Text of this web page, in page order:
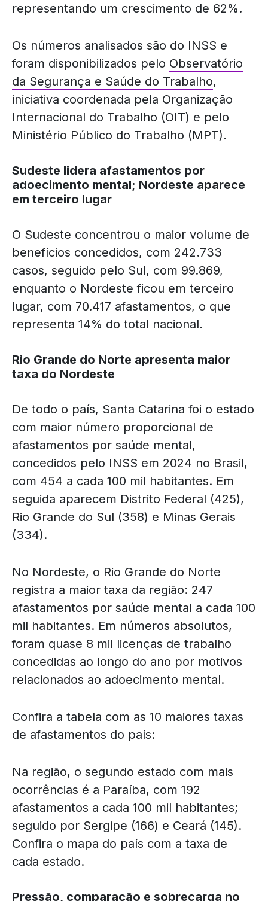
representando um crescimento de 62%.
Os números analisados são do INSS e
foram disponibilizados pelo Observatório
da Segurança e Saúde do Trabalho,
iniciativa coordenada pela Organização
Internacional do Trabalho (OIT) e pelo
Ministério Público do Trabalho (MPT).
Sudeste lidera afastamentos por
adoecimento mental; Nordeste aparece
em terceiro lugar
O Sudeste concentrou o maior volume de
benefícios concedidos, com 242.733
casos, seguido pelo Sul, com 99.869,
enquanto o Nordeste ficou em terceiro
lugar, com 70.417 afastamentos, o que
representa 14% do total nacional.
Rio Grande do Norte apresenta maior
taxa do Nordeste
De todo o país, Santa Catarina foi o estado
com maior número proporcional de
afastamentos por saúde mental,
concedidos pelo INSS em 2024 no Brasil,
com 454 a cada 100 mil habitantes. Em
seguida aparecem Distrito Federal (425),
Rio Grande do Sul (358) e Minas Gerais
(334).
No Nordeste, o Rio Grande do Norte
registra a maior taxa da região: 247
afastamentos por saúde mental a cada 100
mil habitantes. Em números absolutos,
foram quase 8 mil licenças de trabalho
concedidas ao longo do ano por motivos
relacionados ao adoecimento mental.
Confira a tabela com as 10 maiores taxas
de afastamentos do país:
Na região, o segundo estado com mais
ocorrências é a Paraíba, com 192
afastamentos a cada 100 mil habitantes;
seguido por Sergipe (166) e Ceará (145).
Confira o mapa do país com a taxa de
cada estado.
Pressão, comparação e sobrecarga no